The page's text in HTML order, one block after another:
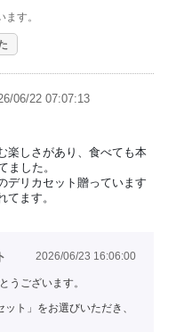
す。
06/22 07:07:13
楽しさがあり、食べても本
ました。
デリカセット贈っています
てます。
2026/06/23 16:06:00
うございます。
ト」をお選びいただき、